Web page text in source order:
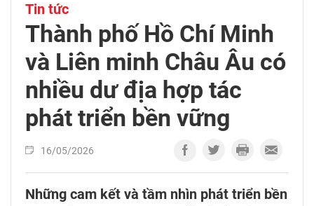
Tin tức
Thành phố Hồ Chí Minh
và Liên minh Châu Âu có
nhiều dư địa hợp tác
phát triển bền vững
16/05/2026
Những cam kết và tầm nhìn phát triển bền